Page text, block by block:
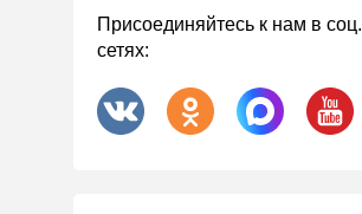
Договоры
ООО
АО
Госзакупки
Присоединяйтесь к нам в соц.
сетях: